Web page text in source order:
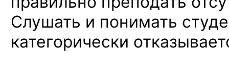
Слушать и понимать
категорически